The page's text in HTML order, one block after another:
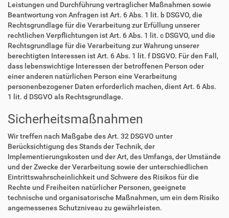
Leistungen und Durchführung vertraglicher Maßnahmen sowie
Beantwortung von Anfragen ist Art. 6 Abs. 1 lit. b DSGVO, die
Rechtsgrundlage für die Verarbeitung zur Erfüllung unserer
rechtlichen Verpflichtungen ist Art. 6 Abs. 1 lit. c DSGVO, und die
Rechtsgrundlage für die Verarbeitung zur Wahrung unserer
berechtigten Interessen ist Art. 6 Abs. 1 lit. f DSGVO. Für den Fall,
dass lebenswichtige Interessen der betroffenen Person oder
einer anderen natürlichen Person eine Verarbeitung
personenbezogener Daten erforderlich machen, dient Art. 6 Abs.
1 lit. d DSGVO als Rechtsgrundlage.
Sicherheitsmaßnahmen
Wir treffen nach Maßgabe des Art. 32 DSGVO unter
Berücksichtigung des Stands der Technik, der
Implementierungskosten und der Art, des Umfangs, der Umstände
und der Zwecke der Verarbeitung sowie der unterschiedlichen
Eintrittswahrscheinlichkeit und Schwere des Risikos für die
Rechte und Freiheiten natürlicher Personen, geeignete
technische und organisatorische Maßnahmen, um ein dem Risiko
angemessenes Schutzniveau zu gewährleisten.